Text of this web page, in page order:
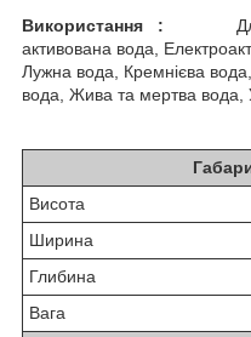
Використання : Для
активована вода,
Лужна вода, Кремнієва
вода, Жива та мертва
Висота
Ширина
Глибина
Вага